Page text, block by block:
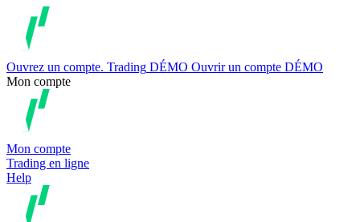
Ouvrez un compte. Trading DÉMO Ouvrir un compte DÉMO
Mon compte
Mon compte
Trading en ligne
Help